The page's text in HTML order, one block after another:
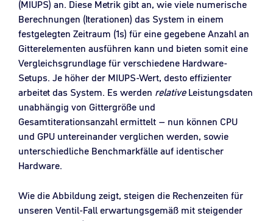
(MIUPS) an. Diese Metrik gibt an, wie viele numerische
Berechnungen (Iterationen) das System in einem
festgelegten Zeitraum (1s) für eine gegebene Anzahl an
Gitterelementen ausführen kann und bieten somit eine
Vergleichsgrundlage für verschiedene Hardware-
Setups. Je höher der MIUPS-Wert, desto effizienter
arbeitet das System. Es werden relativeLeistungsdaten
unabhängig von Gittergröße und
Gesamtiterationsanzahl ermittelt – nun können CPU
und GPU untereinander verglichen werden, sowie
unterschiedliche Benchmarkfälle auf identischer
Hardware.
Wie die Abbildung zeigt, steigen die Rechenzeiten für
unseren Ventil-Fall erwartungsgemäß mit steigender